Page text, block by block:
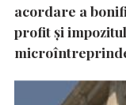
acordare a
profit și